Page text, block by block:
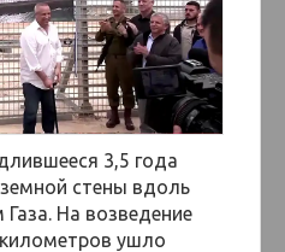
3,5 года
стены вдоль
На возведение
ушло